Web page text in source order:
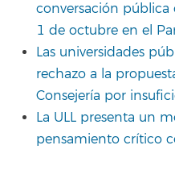
conversación pública
1 de octubre en el
Las universidades
rechazo a la
Consejería por
La ULL presenta un
pensamiento crítico